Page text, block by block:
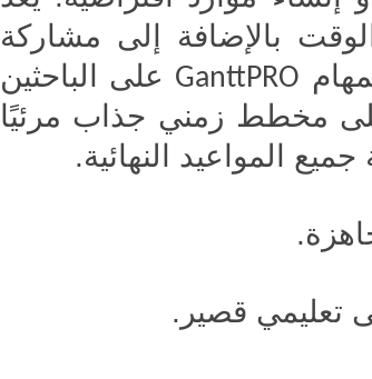
الوقت بالإضافة إلى مشاركة
GanttPRO على الباحثين
مخطط زمني جذاب مرئيًا
المواعيد النهائية.
تعليمي قصير.